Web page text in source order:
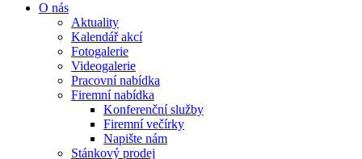
O nás
Aktuality
Kalendář akcí
Fotogalerie
Videogalerie
Pracovní nabídka
Firemní nabídka
Konferenční služby
Firemní večírky
Napište nám
Stánkový prodej